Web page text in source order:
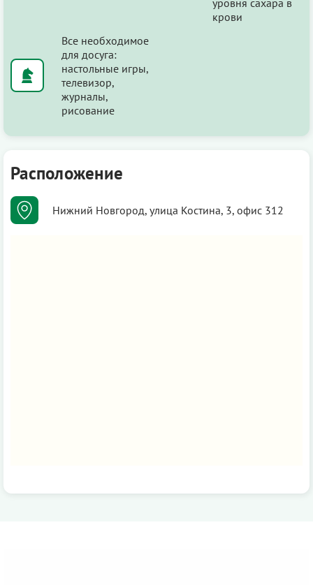
крови
Все необходимое
для досуга:
настольные игры,
телевизор,
журналы,
рисование
Расположение
Нижний Новгород, улица Костина, 3, офис 312